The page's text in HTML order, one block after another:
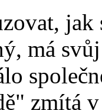
má
zmítá